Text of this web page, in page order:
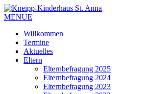
MENUE
Willkommen
Termine
Aktuelles
Eltern
Elternbefragung 2025
Elternbefragung 2024
Elternbefragung 2023